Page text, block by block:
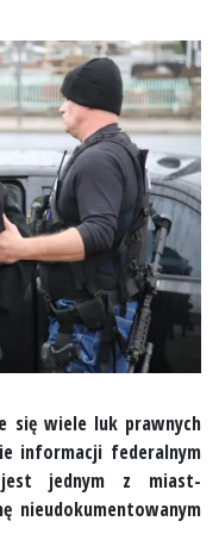
się wiele luk prawnych
informacji federalnym
jest jednym z miast-
nieudokumentowanym